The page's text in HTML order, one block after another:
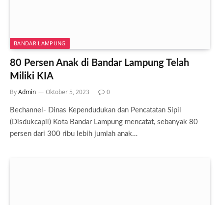
BANDAR LAMPUNG
80 Persen Anak di Bandar Lampung Telah
Miliki KIA
ByAdmin Oktober 5, 2023 0
Bechannel- Dinas Kependudukan dan Pencatatan Sipil
(Disdukcapil) Kota Bandar Lampung mencatat, sebanyak 80
persen dari 300 ribu lebih jumlah anak…